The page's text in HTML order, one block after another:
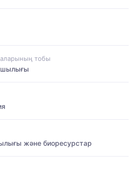
тобы
және биоресурстар